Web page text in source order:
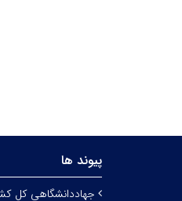
پیوند ها
جهاددانشگاهی کل